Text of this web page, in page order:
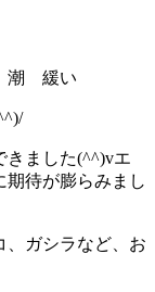
緩い
きました(^^)vエ
期待が膨らみまし
、ガシラなど、お